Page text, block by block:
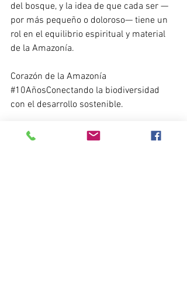
del bosque, y la idea de que cada ser —
por más pequeño o doloroso— tiene un
rol en el equilibrio espiritual y material
de la Amazonía.
Corazón de la Amazonía
#10AñosConectando la biodiversidad
con el desarrollo sostenible.
Síguenos en nuestras redes sociales y